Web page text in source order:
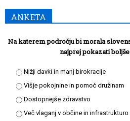
ANKETA
Na katerem področju bi morala
najprej pokazati
Nižji davki in manj birokracije
Višje pokojnine in pomoč družinam
Dostopnejše zdravstvo
Več vlaganj v občine in infrastrukturo